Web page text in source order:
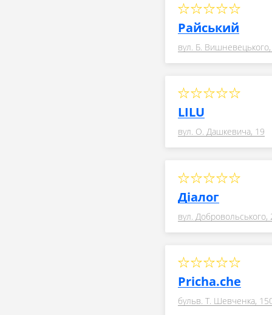
Райський
вул. Б.
LILU
вул. О. Дашкевича, 19
Діалог
вул. Добровольського,
Pricha.che
бульв. Т. Шевченка,